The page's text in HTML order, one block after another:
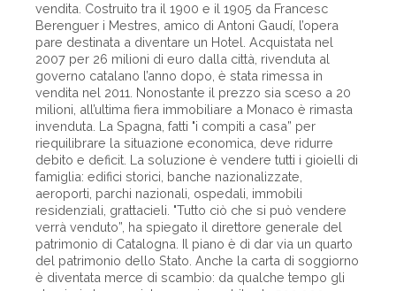
vendita. Costruito tra il 1900 e il 1905 da Francesc
Berenguer i Mestres, amico di Antoni Gaudí, l’opera
pare destinata a diventare un Hotel. Acquistata nel
2007 per 26 milioni di euro dalla città, rivenduta al
governo catalano l’anno dopo, è stata rimessa in
vendita nel 2011. Nonostante il prezzo sia sceso a 20
milioni, all’ultima fiera immobiliare a Monaco è rimasta
invenduta. La Spagna, fatti "i compiti a casa” per
riequilibrare la situazione economica, deve ridurre
debito e deficit. La soluzione è vendere tutti i gioielli di
famiglia: edifici storici, banche nazionalizzate,
aeroporti, parchi nazionali, ospedali, immobili
residenziali, grattacieli. "Tutto ciò che si può vendere
verrà venduto”, ha spiegato il direttore generale del
patrimonio di Catalogna. Il piano è di dar via un quarto
del patrimonio dello Stato. Anche la carta di soggiorno
è diventata merce di scambio: da qualche tempo gli